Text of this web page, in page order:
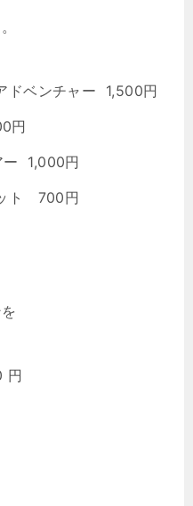
ドベンチャー 1,500円
円
ー 1,000円
ト 700円
円